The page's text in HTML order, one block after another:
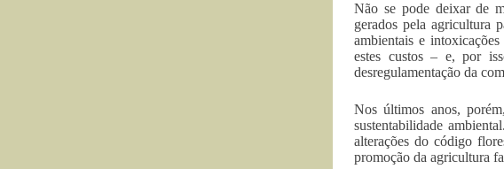
Não se pode deixar de
gerados pela agricultura
ambientais e
estes custos – e, por
desregulamentação da
Nos últimos anos,
sustentabilidade
alterações do código
promoção da agricultura